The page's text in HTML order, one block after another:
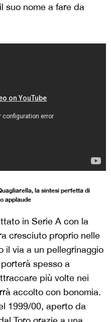
suo nome a fare da
la sintesi perfetta di
applaude
in Serie A con la
cresciuto proprio nelle
il via a un pellegrinaggio
spesso a
più volte nei
accolto con bonomia.
1999/00, aperto da